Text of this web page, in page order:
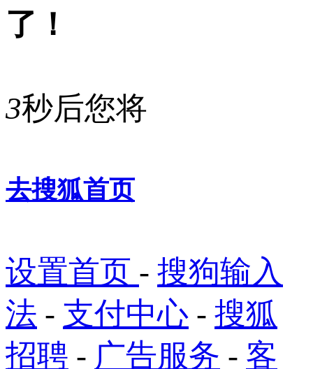
了！
3秒后您将
去搜狐首页
设置首页 - 搜狗输入
法 - 支付中心 - 搜狐
招聘 - 广告服务 - 客